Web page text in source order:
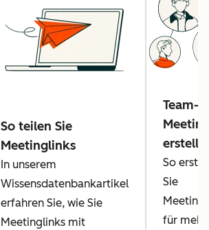
So teilen Sie
Meetinglinks
In unserem
Wissensdatenbankartikel
erfahren Sie, wie Sie
Meetinglinks mit
Team-
So
Sie
für mehr